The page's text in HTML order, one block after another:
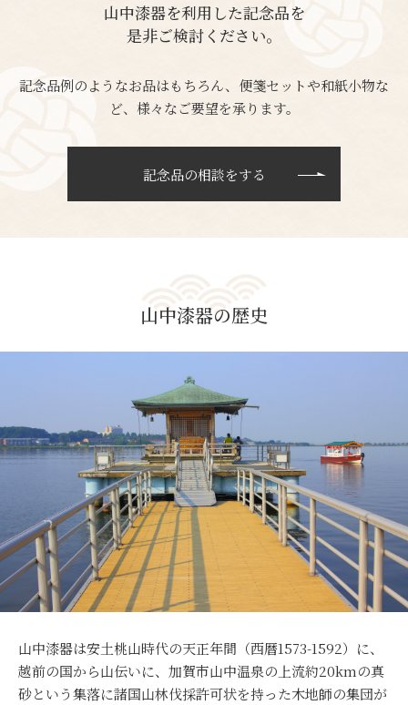
山中漆器を利用した記念品を
是非ご検討ください。
記念品例のようなお品はもちろん、便箋セットや和紙小物な
ど、様々なご要望を承ります。
記念品の相談をする
山中漆器の歴史
山中漆器は安土桃山時代の天正年間（西暦1573-1592）に、
越前の国から山伝いに、加賀市山中温泉の上流約20kmの真
砂という集落に諸国山林伐採許可状を持った木地師の集団が